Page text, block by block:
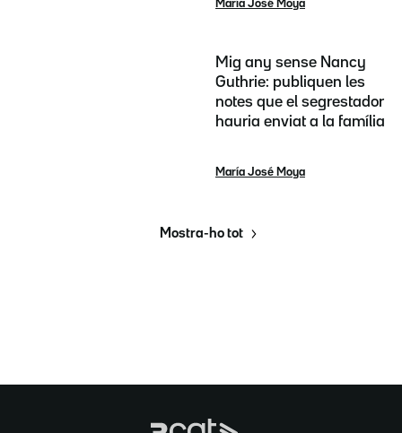
María José Moya
Mig any sense Nancy
Guthrie: publiquen les
notes que el segrestador
hauria enviat a la família
María José Moya
Mostra-ho tot